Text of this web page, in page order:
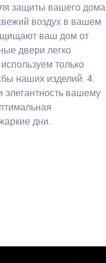
защиты вашего дома
воздух в вашем
ваш дом от
двери легко
только
наших изделий. 4.
вашему
дни.